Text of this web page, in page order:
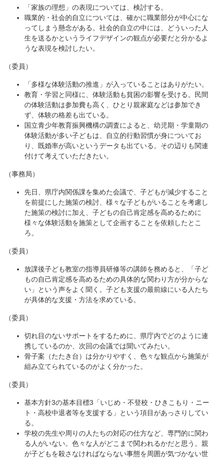
「家族の理想」の表現については、検討する。
職業的・社会的自立については、確かに職業部分が中心にな
ってしまう懸念がある。社会的自立の中には、どういった人
生を送るかというライフデザインの観点が必要だと分かるよ
うな表現を検討したい。
（委員）
「多様な体験活動の推進」が入っていることはありがたい。
教育・学習と同様に、体験活動も貧困の影響を受ける。民間
の体験活動は参加費も高く、ひとり親家庭などは参加でき
ず、体験の格差も出ている。
国立青少年教育振興機構の調査によると、幼児期・学童期の
体験活動が多い子どもは、自立的行動習慣が身についてお
り、既婚率が高いというデータも出ている。その辺りも関連
付けて考えていただきたい。
（事務局）
先日、県庁内関係課を集めた会議で、子どもが減少すること
を前提にした施策の検討、様々な子どもがいることを考慮し
た施策の検討に加え、子どもの自己肯定感を高めるために
様々な体験活動を施策として企画することを依頼したとこ
ろ。
（委員）
放課後子ども教室の指導員研修等の講師を務めると、「子ど
もの自己肯定感を高めるための具体的な関わり方が分からな
い」という声をよく聞く。子ども支援の最前線にいる人たち
が具体的な支援・方法を求めている。
（委員）
切れ目のないサポートをするために、県庁内でどのように連
携しているのか、次回の会議では聞いてみたい。
骨子案（たたき台）は分かりやすく、色々な観点から施策が
組み立てられているのがよく分かった。
（委員）
基本方針3の基本目標3「いじめ・不登校・ひきこもり・ニー
ト・高校中退者等を支援する」という項目があっさりしてい
る。
学校の先生や周りの人たちの対応の仕方など、専門的に関わ
る人がいない。色々な人がどこまで関われるかだと思う。親
が子どもを殺さなければならない事態を周囲が気づかない世